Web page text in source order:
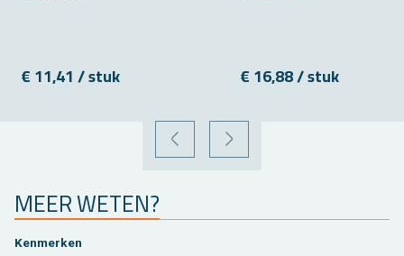
€ 11,41 / stuk € 16,88 / stuk
VORIGE VOLGENDE
MEER WETEN?
Ken­mer­ken